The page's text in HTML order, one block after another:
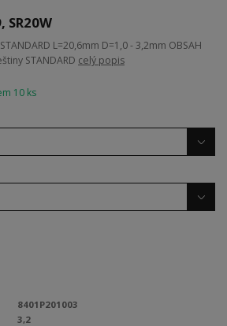
SR20W
L=20,6mm D=1,0 - 3,2mm OBSAH
STANDARD celý popis
10 ks
8401P201003
3,2